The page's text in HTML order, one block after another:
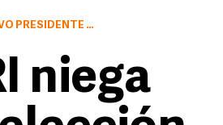
DEL ESTADO
niega